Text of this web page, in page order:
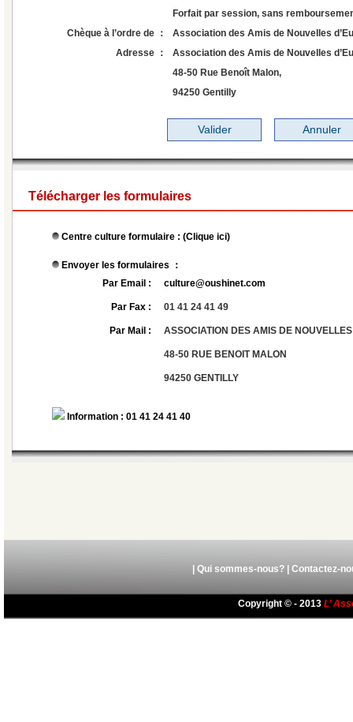
Forfait par session, sans
Chèque à l’ordre de ：
Association des Amis de Nouvelles
Adresse ：
Association des Amis de Nouvelles
48-50 Rue Benoît Malon,
94250 Gentilly
Télécharger les formulaires
Centre culture formulaire : (Clique ici)
Envoyer les formulaires ：
Par Email :
culture@oushinet.com
Par Fax : 01 41 24 41 49
Par Mail : ASSOCIATION DES AMIS DE NOUVELLES
48-50 RUE BENOIT MALON
94250 GENTILLY
Information : 01 41 24 41 40
Qui sommes-nous?| Contactez-
Copyright © - 2013 L’